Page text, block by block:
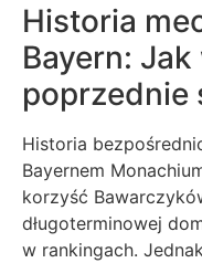
Historia
Bayern: Jak
poprzednie
Historia
Bayernem
korzyść
długoterminowej
w rankingach.